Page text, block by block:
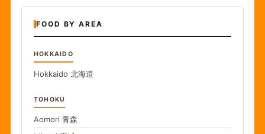
FOOD BY AREA
HOKKAIDO
Hokkaido 北海道
TOHOKU
Aomori 青森